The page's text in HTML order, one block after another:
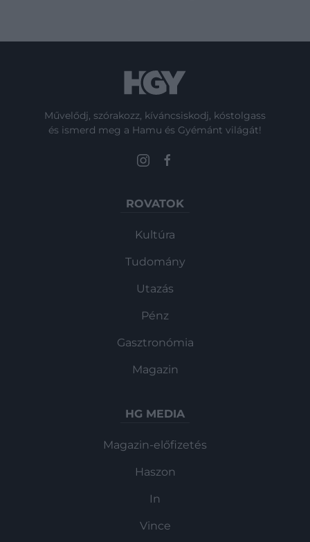
Művelődj, szórakozz, kíváncsiskodj, kóstolgass
és ismerd meg a Hamu és Gyémánt világát!
ROVATOK
Kultúra
Tudomány
Utazás
Pénz
Gasztronómia
Magazin
HG MEDIA
Magazin-előfizetés
Haszon
In
Vince